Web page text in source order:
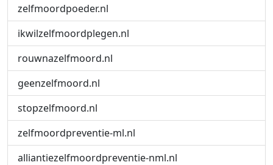
zelfmoordpoeder.nl
ikwilzelfmoordplegen.nl
rouwnazelfmoord.nl
geenzelfmoord.nl
stopzelfmoord.nl
zelfmoordpreventie-ml.nl
alliantiezelfmoordpreventie-nml.nl